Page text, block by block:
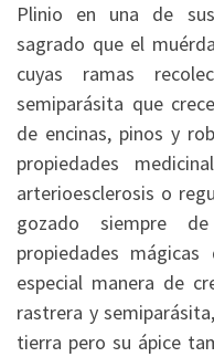
Plinio en una de
sagrado que el
cuyas ramas
semiparásita que
de encinas, pinos y
propiedades
arterioesclerosis o
gozado siempre
propiedades
especial manera de
rastrera y
tierra pero su ápice